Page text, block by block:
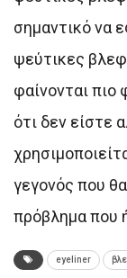
σημαντικό να
ψεύτικες
φαίνονται πιο
ότι δεν είστε
γεγονός που
πρόβλημα που
eyeliner